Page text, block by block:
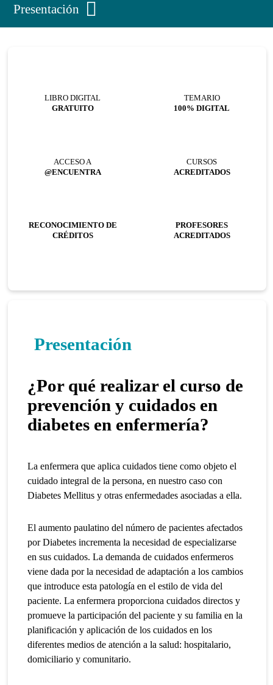
Presentación
LIBRO DIGITAL
GRATUITO
TEMARIO
100% DIGITAL
ACCESO A
@ENCUENTRA
CURSOS
ACREDITADOS
RECONOCIMIENTO DE
CRÉDITOS
PROFESORES
ACREDITADOS
Presentación
¿Por qué realizar el curso de
prevención y cuidados en
diabetes en enfermería?
La enfermera que aplica cuidados tiene como objeto el
cuidado integral de la persona, en nuestro caso con
Diabetes Mellitus y otras enfermedades asociadas a ella.
El aumento paulatino del número de pacientes afectados
por Diabetes incrementa la necesidad de especializarse
en sus cuidados. La demanda de cuidados enfermeros
viene dada por la necesidad de adaptación a los cambios
que introduce esta patología en el estilo de vida del
paciente. La enfermera proporciona cuidados directos y
promueve la participación del paciente y su familia en la
planificación y aplicación de los cuidados en los
diferentes medios de atención a la salud: hospitalario,
domiciliario y comunitario.